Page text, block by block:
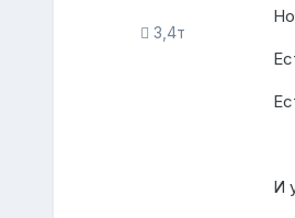
3,4т
И